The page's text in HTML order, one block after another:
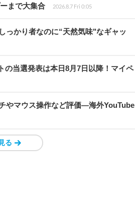
まで大集合
2026.8.7 Fri 0:05
っかり者なのに“天然気味"なギャッ
当選発表は本日8月7日以降！マイペ
やマウス操作など評価―海外YouTube
る